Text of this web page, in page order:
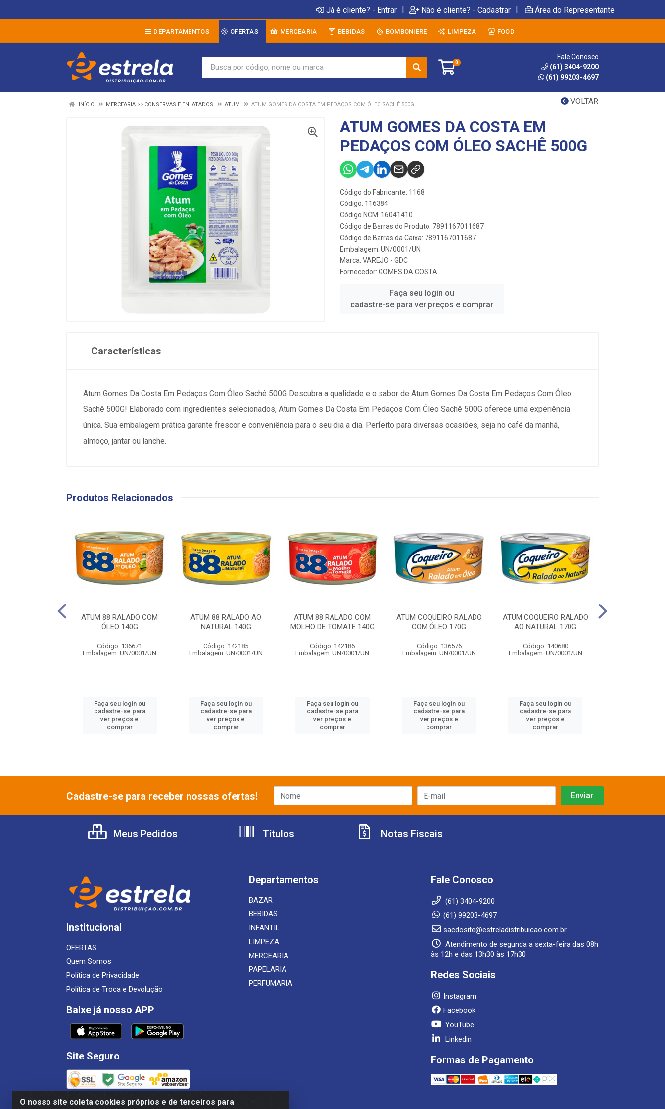
Já é cliente? - Entrar | Não é cliente? - Cadastrar | Área do Representante
DEPARTAMENTOS OFERTAS MERCEARIA BEBIDAS BOMBONIERE LIMPEZA FOOD
0
Fale Conosco
(61) 3404-9200
(61) 99203-4697
VOLTAR
INÍCIO MERCEARIA >> CONSERVAS E ENLATADOS ATUM ATUM GOMES DA COSTA EM PEDAÇOS COM ÓLEO SACHÊ 500G
ATUM GOMES DA COSTA EM
PEDAÇOS COM ÓLEO SACHÊ 500G
Código do Fabricante: 1168
Código: 116384
Código NCM: 16041410
Código de Barras do Produto: 7891167011687
Código de Barras da Caixa: 7891167011687
Embalagem: UN/0001/UN
Marca: VAREJO - GDC
Fornecedor: GOMES DA COSTA
Faça seu login ou
cadastre-se para ver preços e comprar
Características
Atum Gomes Da Costa Em Pedaços Com Óleo Sachê 500G Descubra a qualidade e o sabor de Atum Gomes Da Costa Em Pedaços Com Óleo
Sachê 500G! Elaborado com ingredientes selecionados, Atum Gomes Da Costa Em Pedaços Com Óleo Sachê 500G oferece uma experiência
única. Sua embalagem prática garante frescor e conveniência para o seu dia a dia. Perfeito para diversas ocasiões, seja no café da manhã,
almoço, jantar ou lanche.
Produtos Relacionados
ATUM 88 RALADO COM
ÓLEO 140G
Código: 136671
Embalagem: UN/0001/UN
Faça seu login ou
cadastre-se para
ver preços e
comprar
ATUM 88 RALADO AO
NATURAL 140G
Código: 142185
Embalagem: UN/0001/UN
Faça seu login ou
cadastre-se para
ver preços e
comprar
ATUM 88 RALADO COM
MOLHO DE TOMATE 140G
Código: 142186
Embalagem: UN/0001/UN
Faça seu login ou
cadastre-se para
ver preços e
comprar
ATUM COQUEIRO RALADO
COM ÓLEO 170G
Código: 136576
Embalagem: UN/0001/UN
Faça seu login ou
cadastre-se para
ver preços e
comprar
ATUM COQUEIRO RALADO
AO NATURAL 170G
Código: 140680
Embalagem: UN/0001/UN
Faça seu login ou
cadastre-se para
ver preços e
comprar
O nosso site coleta cookies próprios e de terceiros para
Cadastre-se para receber nossas ofertas!
Meus Pedidos Títulos Notas Fiscais
Institucional
OFERTAS
Quem Somos
Política de Privacidade
Política de Troca e Devolução
Baixe já nosso APP
Site Seguro
Departamentos
BAZAR
BEBIDAS
INFANTIL
LIMPEZA
MERCEARIA
PAPELARIA
PERFUMARIA
Fale Conosco
(61) 3404-9200
(61) 99203-4697
sacdosite@estreladistribuicao.com.br
Atendimento de segunda a sexta-feira das 08h
às 12h e das 13h30 às 17h30
Redes Sociais
Instagram
Facebook
YouTube
Linkedin
Formas de Pagamento